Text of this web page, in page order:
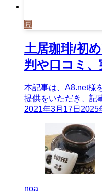
豆
土居珈琲/初
判や口コミ
本記事は、A8.net様
提供をいただき、記
2021年3月17日 2025
noa